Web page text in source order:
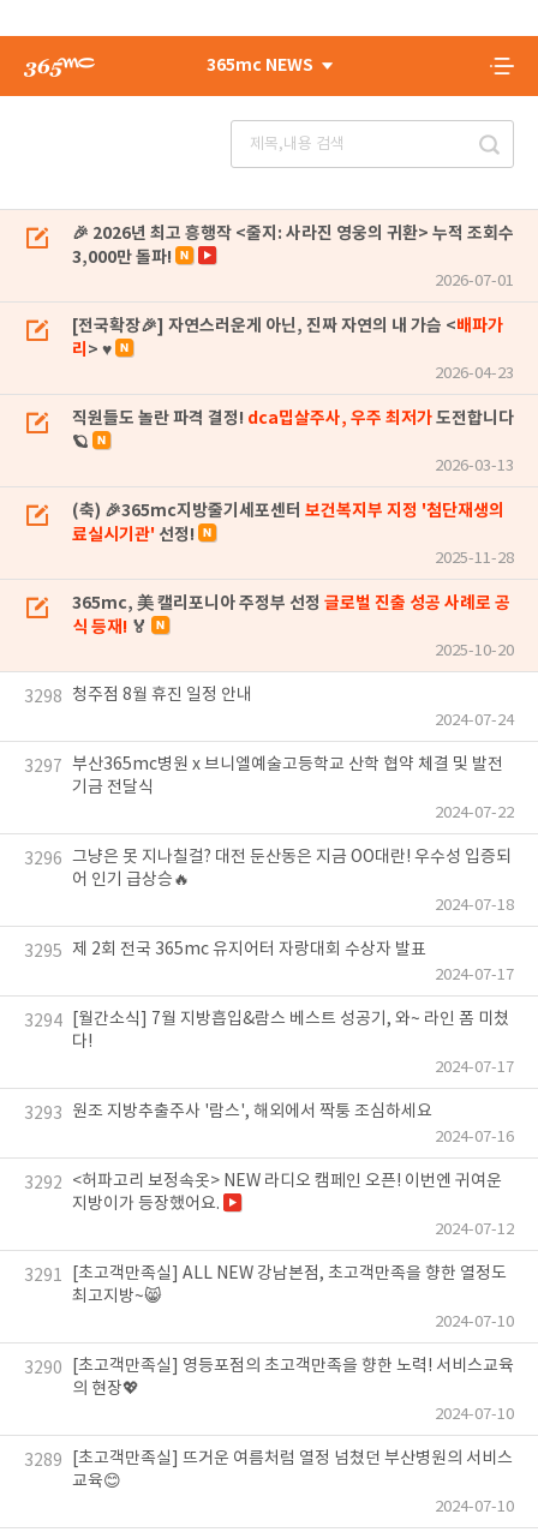
365mc NEWS
🎉 2026년 최고 흥행작 <줄지: 사라진 영웅의 귀환> 누적 조회수
3,000만 돌파!
2026-07-01
[전국확장🎉] 자연스러운게 아닌, 진짜 자연의 내 가슴 <배파가
리 > ♥
2026-04-23
직원들도 놀란 파격 결정! dca밉살주사, 우주 최저가도전합니다
🪐
2026-03-13
(축) 🎉365mc지방줄기세포센터 보건복지부 지정 '첨단재생의
료실시기관' 선정!
2025-11-28
365mc, 美 캘리포니아 주정부 선정 글로벌 진출 성공 사례로 공
식 등재! 🏅
2025-10-20
3298 청주점 8월 휴진 일정 안내
2024-07-24
3297 부산365mc병원 x 브니엘예술고등학교 산학 협약 체결 및 발전
기금 전달식
2024-07-22
3296 그냥은 못 지나칠걸? 대전 둔산동은 지금 OO대란! 우수성 입증되
어 인기 급상승🔥
2024-07-18
3295 제 2회 전국 365mc 유지어터 자랑대회 수상자 발표
2024-07-17
3294
[월간소식] 7월 지방흡입&람스 베스트 성공기, 와~ 라인 폼 미쳤
다!
2024-07-17
3293 원조 지방추출주사 '람스', 해외에서 짝퉁 조심하세요
2024-07-16
3292
<허파고리 보정속옷> NEW 라디오 캠페인 오픈! 이번엔 귀여운
지방이가 등장했어요.
2024-07-12
3291
[초고객만족실] ALL NEW 강남본점, 초고객만족을 향한 열정도
최고지방~😸
2024-07-10
3290
[초고객만족실] 영등포점의 초고객만족을 향한 노력! 서비스교육
의 현장💖
2024-07-10
3289
[초고객만족실] 뜨거운 여름처럼 열정 넘쳤던 부산병원의 서비스
교육😊
2024-07-10